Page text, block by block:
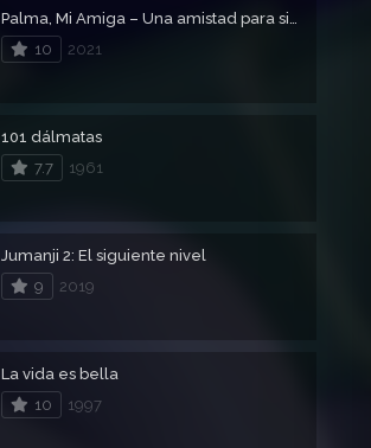
Palma, Mi Amiga – Una amistad para siempre
10
2021
101 dálmatas
7.7
1961
Jumanji 2: El siguiente nivel
9
2019
La vida es bella
10
1997